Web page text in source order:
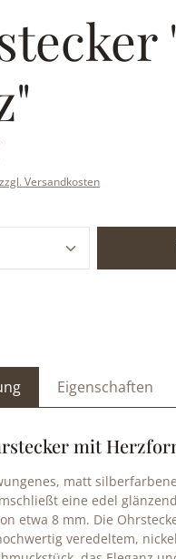
Versandkosten
Gib
Eigenschaften
mit
matt
eine edel
etwa 8 mm. Die
veredeltem,